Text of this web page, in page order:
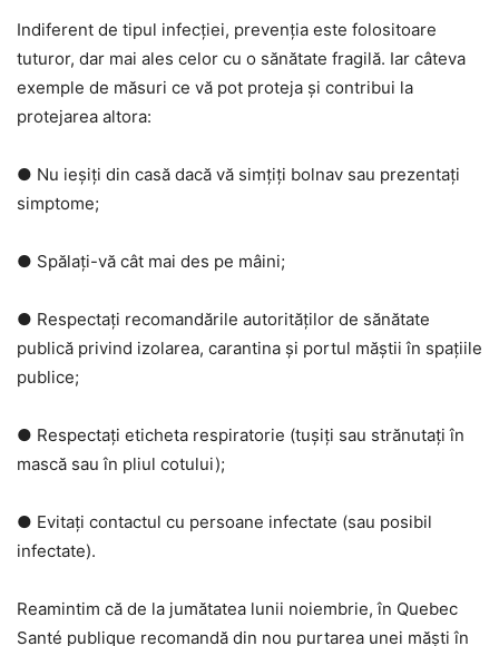
Indiferent de tipul infecției, prevenția este folositoare
tuturor, dar mai ales celor cu o sănătate fragilă. Iar câteva
exemple de măsuri ce vă pot proteja și contribui la
protejarea altora:
● Nu ieșiți din casă dacă vă simțiți bolnav sau prezentați
simptome;
● Spălați-vă cât mai des pe mâini;
● Respectați recomandările autorităților de sănătate
publică privind izolarea, carantina și portul măștii în spațiile
publice;
● Respectați eticheta respiratorie (tușiți sau strănutați în
mască sau în pliul cotului);
● Evitați contactul cu persoane infectate (sau posibil
infectate).
Reamintim că de la jumătatea lunii noiembrie, în Quebec
Santé publique recomandă din nou purtarea unei măști în